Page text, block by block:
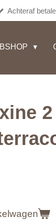
Achteraf